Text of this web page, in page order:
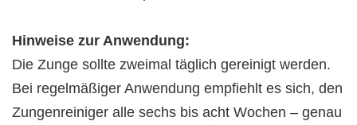
Hinweise zur Anwendung:
Die Zunge sollte zweimal täglich gereinigt werden.
Bei regelmäßiger Anwendung empfiehlt es sich, den
Zungenreiniger alle sechs bis acht Wochen – genau